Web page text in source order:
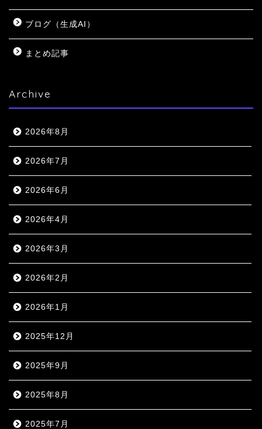
ブログ（生成AI）
まとめ記事
Archive
2026年8月
2026年7月
2026年6月
2026年4月
2026年3月
2026年2月
2026年1月
2025年12月
2025年9月
2025年8月
2025年7月